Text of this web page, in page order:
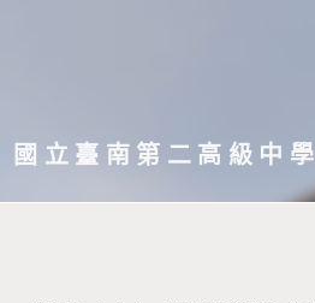
主國立臺南第二高級中學